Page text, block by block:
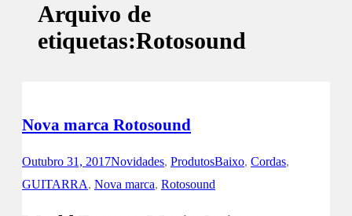
Notícias
Marcas
Contactos
Arquivo de
etiquetas:Rotosound
Nova marca Rotosound
Outubro 31, 2017Novidades, ProdutosBaixo, Cordas,
GUITARRA, Nova marca, Rotosound